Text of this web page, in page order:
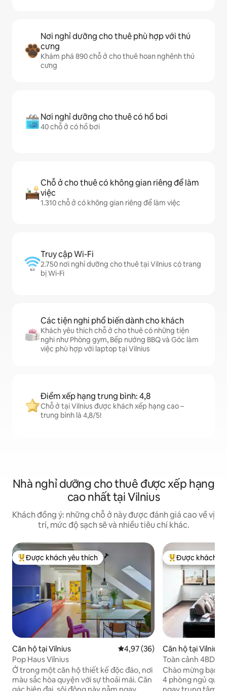
Nơi nghỉ dưỡng cho thuê phù hợp với thú
cưng
Khám phá 890 chỗ ở cho thuê hoan nghênh thú
cưng
Nơi nghỉ dưỡng cho thuê có hồ bơi
40 chỗ ở có hồ bơi
Chỗ ở cho thuê có không gian riêng để làm
việc
1.310 chỗ ở có không gian riêng để làm việc
Truy cập Wi-Fi
2.750 nơi nghỉ dưỡng cho thuê tại Vilnius có trang
bị Wi-Fi
Các tiện nghi phổ biến dành cho khách
Khách yêu thích chỗ ở cho thuê có những tiện
nghi như Phòng gym, Bếp nướng BBQ và Góc làm
việc phù hợp với laptop tại Vilnius
Điểm xếp hạng trung bình: 4,8
Chỗ ở tại Vilnius được khách xếp hạng cao –
trung bình là 4,8/5!
Nhà nghỉ dưỡng cho thuê được xếp hạng
cao nhất tại Vilnius
Khách đồng ý: những chỗ ở này được đánh giá cao về vị
trí, mức độ sạch sẽ và nhiều tiêu chí khác.
Được khách yêu thích nhất
Được khách yêu thích
Căn hộ tại Vilnius Xếp hạng trung bình 4,97/5, 36
4,97 (36)
Pop Haus Vilnius
Ở trong một căn hộ thiết kế độc đáo, nơi
màu sắc hòa quyện với sự thoải mái. Căn
Được khách yêu
Được khách
Căn hộ tại Vilnius
Toàn cảnh 4BDR
phố cổ
Chào mừng bạn
4 phòng ngủ